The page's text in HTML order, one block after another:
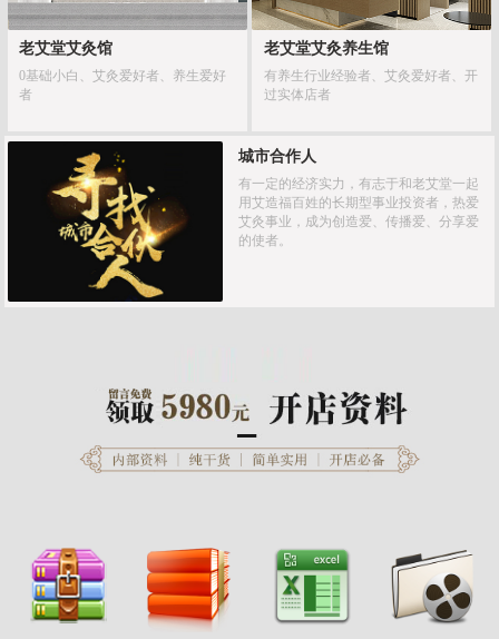
老艾堂艾灸馆
0基础小白、艾灸爱好者、养生爱好
者
老艾堂艾灸养生馆
有养生行业经验者、艾灸爱好者、开
过实体店者
城市合作人
有一定的经济实力，有志于和老艾堂一起
用艾造福百姓的长期型事业投资者，热爱
艾灸事业，成为创造爱、传播爱、分享爱
的使者。